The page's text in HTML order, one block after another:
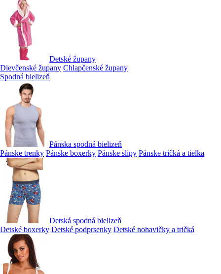
Detské župany
Dievčenské župany Chlapčenské župany
Spodná bielizeň
Pánska spodná bielizeň
Pánske trenky Pánske boxerky Pánske slipy Pánske tričká a tielka
Detská spodná bielizeň
Detské boxerky Detské podprsenky Detské nohavičky a tričká